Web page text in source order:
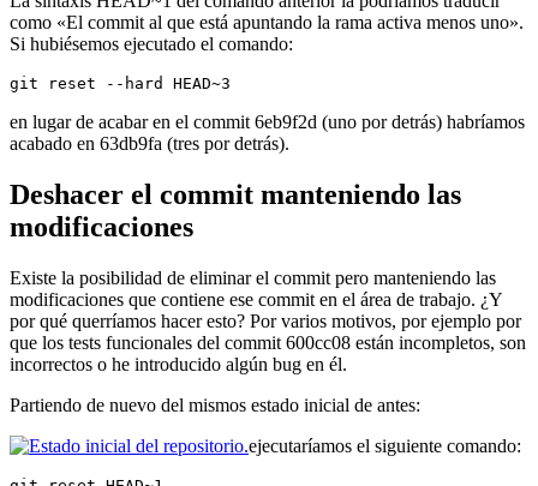
como «El commit al que está apuntando la rama activa menos uno».
Si hubiésemos ejecutado el comando:
git reset --hard HEAD~3
en lugar de acabar en el commit 6eb9f2d (uno por detrás) habríamos
acabado en 63db9fa (tres por detrás).
Deshacer el commit manteniendo las
modificaciones
Existe la posibilidad de eliminar el commit pero manteniendo las
modificaciones que contiene ese commit en el área de trabajo. ¿Y
por qué querríamos hacer esto? Por varios motivos, por ejemplo por
que los tests funcionales del commit 600cc08 están incompletos, son
incorrectos o he introducido algún bug en él.
Partiendo de nuevo del mismos estado inicial de antes:
ejecutaríamos el siguiente comando: